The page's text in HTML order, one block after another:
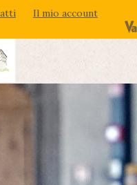
Il mio account